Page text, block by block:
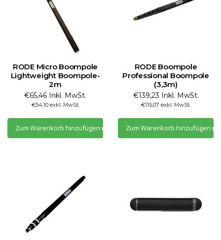
RODE Micro Boompole
Lightweight Boompole-
2m
€65,46 Inkl. MwSt.
€54,10 exkl. MwSt.
Zum Warenkorb hinzufügen
RODE Boompole
Professional Boompole
(3,3m)
€139,23 Inkl. MwSt.
€115,07 exkl. MwSt.
Zum Warenkorb hinzufügen